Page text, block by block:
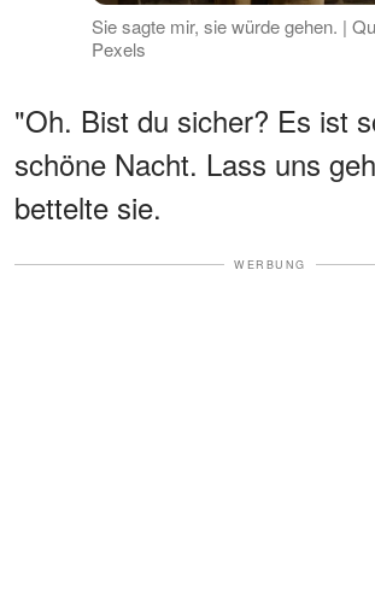
Sie sagte mir, sie würde gehen. |
Pexels
"Oh. Bist du sicher? Es ist
schöne Nacht. Lass uns
bettelte sie.
WERBUNG